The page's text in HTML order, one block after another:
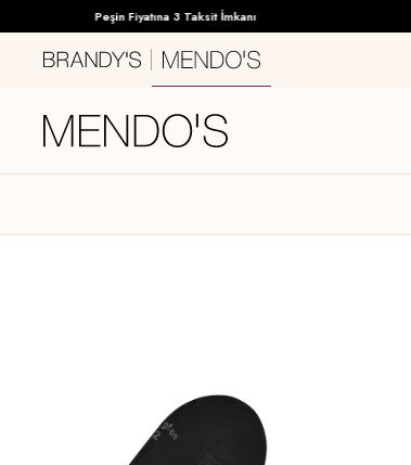
Peşin Fiyatına 3 Taksit İmkanı